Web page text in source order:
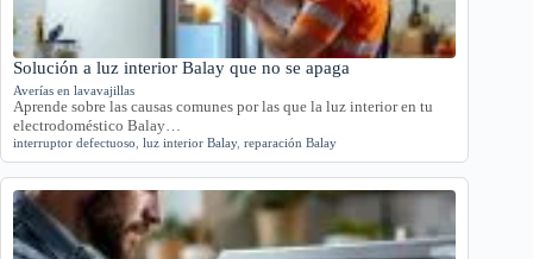
Solución a luz interior Balay que no se apaga
Averías en lavavajillas
Aprende sobre las causas comunes por las que la luz interior en tu
electrodoméstico Balay…
interruptor defectuoso luz interior Balay, reparación Balay